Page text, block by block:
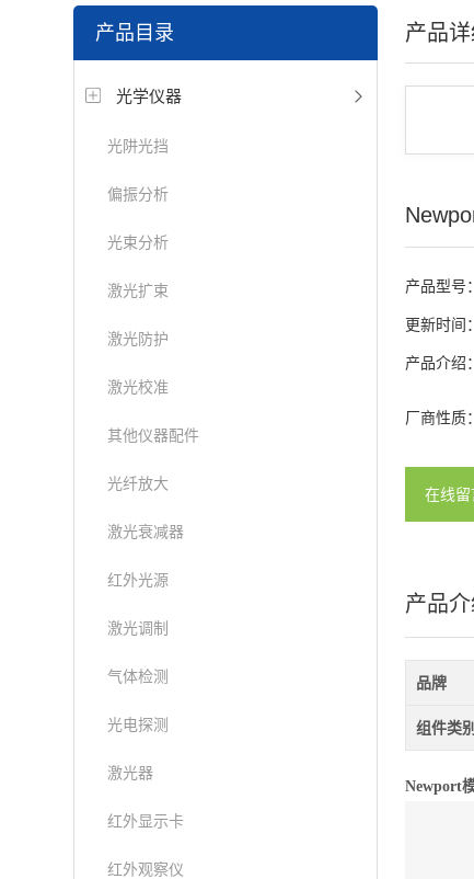
产品目录
光学仪器
光阱光挡
偏振分析
光束分析
激光扩束
激光防护
激光校准
其他仪器配件
光纤放大
激光衰减器
红外光源
激光调制
气体检测
光电探测
激光器
红外显示卡
红外观察仪
产品详
产品型号：
更新时间：
产品介绍：
厂商性质：
在线留
产品
品牌
组件类别
Newport